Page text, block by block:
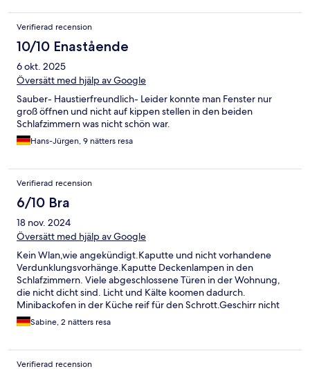
betreten. Minuspunkte: Kronleuchter in jedem Zimmer waren
voll Spinnweben. Auch in den Zimmerecken war nicht wirklich
geputzt worden. Zimmer lassen sich nicht abdunkeln, da die
Vorhänge nicht breit genug sind. Darüberhinaus, hängen die
Vorhangstangen durch und sind teilweise schief angebracht.
Nur 3 Terrassenstühle waren nutzbar, restliche lagen kaputt auf
Teppiche o.ä. um es gemütlich zu machen. So war zwar alles
zweckmäßig eingerichtet, wirkte aber etwas lieblos.
Verifierad recension
10/10 Enastående
6 okt. 2025
Översätt med hjälp av Google
Sauber- Haustierfreundlich- Leider konnte man Fenster nur
groß öffnen und nicht auf kippen stellen in den beiden
Schlafzimmern was nicht schön war.
Hans-Jürgen, 9 nätters resa
Verifierad recension
6/10 Bra
18 nov. 2024
Översätt med hjälp av Google
Kein Wlan,wie angekündigt.Kaputte und nicht vorhandene
Verdunklungsvorhänge.Kaputte Deckenlampen in den
Schlafzimmern. Viele abgeschlossene Türen in der Wohnung,
die nicht dicht sind. Licht und Kälte koomen dadurch.
Minibackofen in der Küche reif für den Schrott.Geschirr nicht
richtig sauber. Küche sonst ok.Badezimmer gut und sauber.
Größe der Wohnung gut.Die Lage ist sehr zentral.
Sabine, 2 nätters resa
Verifierad recension